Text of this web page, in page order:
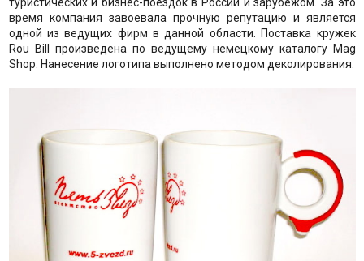
туристических и бизнес-поездок в России и зарубежом. За это
время компания завоевала прочную репутацию и является
одной из ведущих фирм в данной области. Поставка кружек
Rou Bill произведена по ведущему немецкому каталогу Mag
Shop. Нанесение логотипа выполнено методом деколирования.